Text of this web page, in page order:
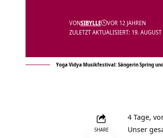
ZULETZT AKTUALISIERT: 19.
VONSIBYLLE VOR 12 JAHREN
Yoga Vidya Musikfestival: Sängerin Spring
SHARE
4 Tage,
Unser